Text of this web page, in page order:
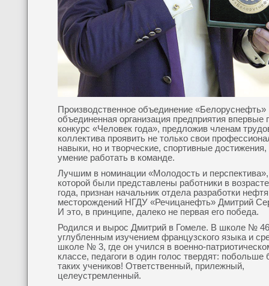
Производственное объединение «Белоруснефть»
объединенная организация предприятия впервые
конкурс «Человек года», предложив членам
коллектива проявить не только свои
навыки, но и творческие, спортивные достижения,
умение работать в команде.
Лучшим в номинации «Молодость и
которой были представлены работники в
года, признан начальник отдела разработки
месторождений НГДУ «Речицанефть» Дмитрий
И это, в принципе, далеко не первая его победа.
Родился и вырос Дмитрий в Гомеле. В школе №
углубленным изучением французского языка и
школе № 3, где он учился в военно-
классе, педагоги в один голос твердят: побольше
таких учеников! Ответственный, прилежный,
целеустремленный.